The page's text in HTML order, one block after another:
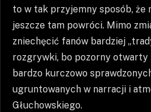
to w tak przyjemny sposób, że
jeszcze tam powróci. Mimo
zniechęcić fanów bardziej
rozgrywki, bo pozorny otwarty
bardzo kurczowo
ugruntowanych w narracji i
Głuchowskiego.